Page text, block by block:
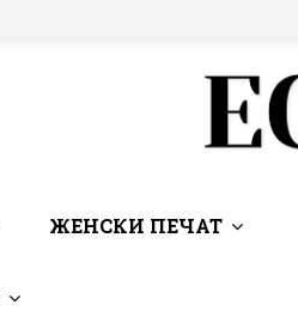
ЖЕНСКИ ПЕЧАТ